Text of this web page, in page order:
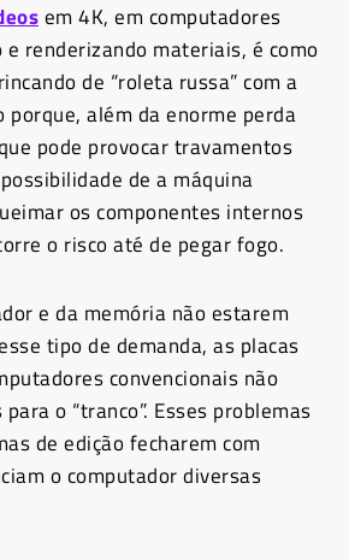
em 4K, em computadores
renderizando materiais, é como
de “roleta russa” com a
porque, além da enorme perda
pode provocar travamentos
de a máquina
os componentes internos
o risco até de pegar fogo.
e da memória não estarem
tipo de demanda, as placas
convencionais não
o “tranco”. Esses problemas
de edição fecharem com
o computador diversas